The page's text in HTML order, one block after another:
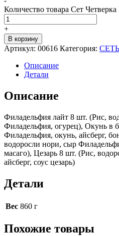
Количество товара Сет
+
В корзину
Артикул: 00616 Категория:
Описание
Детали
Описание
Филадельфия лайт 8 шт. (Рис,
Филадельфия, огурец), Окунь в
Филадельфия, окунь, айсберг,
водоросли нори, сыр
масаго), Цезарь 8 шт. (Рис,
айсберг, соус цезарь)
Детали
Вес 860 г
Похожие товары